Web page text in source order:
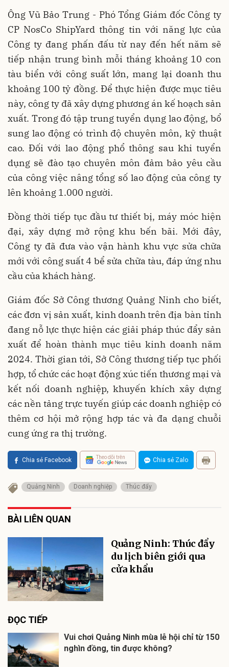
Ông Vũ Bảo Trung - Phó Tổng Giám đốc Công ty
CP NosCo ShipYard thông tin với năng lực của
Công ty đang phấn đấu từ nay đến hết năm sẽ
tiếp nhận trung bình mỗi tháng khoảng 10 con
tàu biển với công suất lớn, mang lại doanh thu
khoảng 100 tỷ đồng. Để thực hiện được mục tiêu
này, công ty đã xây dựng phương án kế hoạch sản
xuất. Trong đó tập trung tuyển dụng lao động, bổ
sung lao động có trình độ chuyên môn, kỹ thuật
cao. Đối với lao động phổ thông sau khi tuyển
dụng sẽ đào tạo chuyên môn đảm bảo yêu cầu
của công việc nâng tổng số lao động của công ty
lên khoảng 1.000 người.
Đồng thời tiếp tục đầu tư thiết bị, máy móc hiện
đại, xây dựng mở rộng khu bến bãi. Mới đây,
Công ty đã đưa vào vận hành khu vực sửa chữa
mới với công suất 4 bể sửa chữa tàu, đáp ứng nhu
cầu của khách hàng.
Giám đốc Sở Công thương Quảng Ninh cho biết,
các đơn vị sản xuất, kinh doanh trên địa bàn tỉnh
đang nỗ lực thực hiện các giải pháp thúc đẩy sản
xuất để hoàn thành mục tiêu kinh doanh năm
2024. Thời gian tới, Sở Công thương tiếp tục phối
hợp, tổ chức các hoạt động xúc tiến thương mại và
kết nối doanh nghiệp, khuyến khích xây dựng
các nền tảng trực tuyến giúp các doanh nghiệp có
thêm cơ hội mở rộng hợp tác và đa dạng chuỗi
cung ứng ra thị trường.
Chia sẻ Facebook Theo dõi trên Chia sẻ Zalo
Quảng Ninh Doanh nghiệp Thúc đẩy
BÀI LIÊN QUAN
Quảng Ninh: Thúc đẩy
du lịch biên giới qua
cửa khẩu
ĐỌC TIẾP
Vui chơi Quảng Ninh mùa lễ hội chỉ từ 150
nghìn đồng, tin được không?